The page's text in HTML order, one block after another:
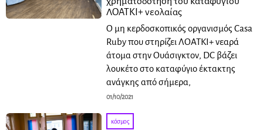
ΛΟΑΤΚΙ+ νεολαίας
Ο μη κερδοσκοπικός οργανισμός Casa
Ruby που στηρίζει ΛΟΑΤΚΙ+ νεαρά
άτομα στην Ουάσιγκτον, DC βάζει
λουκέτο στο καταφύγιο έκτακτης
ανάγκης από σήμερα,
01/10/2021
κόσμος